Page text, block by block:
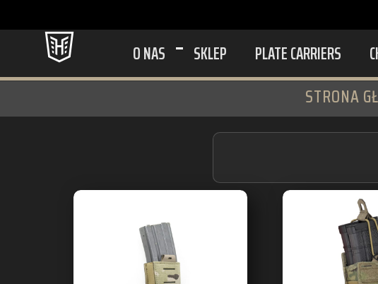
O NAS SKLEP PLATE CARRIERS
STRONA